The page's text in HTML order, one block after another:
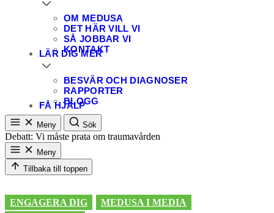
OM MEDUSA
DET HÄR VILL VI
SÅ JOBBAR VI
KONTAKT
LÄR DIG MER
BESVÄR OCH DIAGNOSER
RAPPORTER
BLOGG
FÅ HJÄLP
Meny Sök
Debatt: Vi måste prata om traumavården
Meny
Tillbaka till toppen
ENGAGERA DIG
MEDUSA I MEDIA